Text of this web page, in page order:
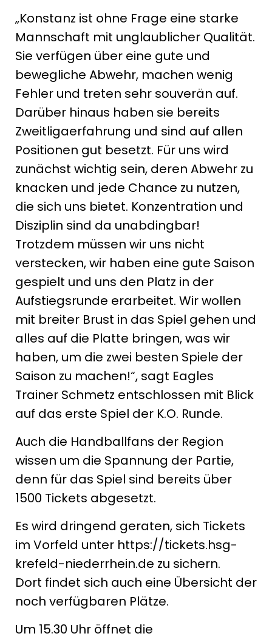
„Konstanz ist ohne Frage eine starke
Mannschaft mit unglaublicher Qualität.
Sie verfügen über eine gute und
bewegliche Abwehr, machen wenig
Fehler und treten sehr souverän auf.
Darüber hinaus haben sie bereits
Zweitligaerfahrung und sind auf allen
Positionen gut besetzt. Für uns wird
zunächst wichtig sein, deren Abwehr zu
knacken und jede Chance zu nutzen,
die sich uns bietet. Konzentration und
Disziplin sind da unabdingbar!
Trotzdem müssen wir uns nicht
verstecken, wir haben eine gute Saison
gespielt und uns den Platz in der
Aufstiegsrunde erarbeitet. Wir wollen
mit breiter Brust in das Spiel gehen und
alles auf die Platte bringen, was wir
haben, um die zwei besten Spiele der
Saison zu machen!“, sagt Eagles
Trainer Schmetz entschlossen mit Blick
auf das erste Spiel der K.O. Runde.
Auch die Handballfans der Region
wissen um die Spannung der Partie,
denn für das Spiel sind bereits über
1500 Tickets abgesetzt.
Es wird dringend geraten, sich Tickets
im Vorfeld unter https://tickets.hsg-
krefeld-niederrhein.de zu sichern.
Dort findet sich auch eine Übersicht der
noch verfügbaren Plätze.
Um 15.30 Uhr öffnet die